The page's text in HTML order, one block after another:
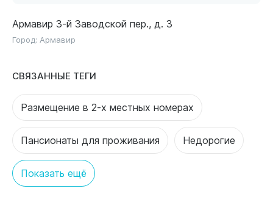
Армавир 3-й Заводской пер., д. 3
Город: Армавир
СВЯЗАННЫЕ ТЕГИ
Размещение в 2-х местных номерах
Пансионаты для проживания Недорогие
Показать ещё